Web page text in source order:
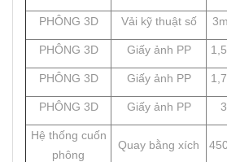
PHÔNG 3D Vải kỹ thuật số
PHÔNG 3D Giấy ảnh PP
PHÔNG 3D Giấy ảnh PP
PHÔNG 3D Giấy ảnh PP
Hệ thống cuốn
phông
Quay bằng xích